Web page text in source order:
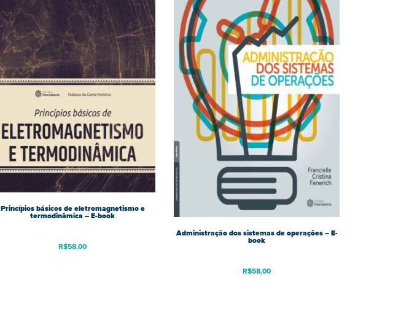
Princípios básicos de eletromagnetismo e
termodinâmica – E-book
R$58,00
Administração dos sistemas de operações – E-
book
R$58,00